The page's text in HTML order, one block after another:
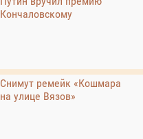
Кончаловскому
Снимут ремейк «Кошмара
на улице Вязов»